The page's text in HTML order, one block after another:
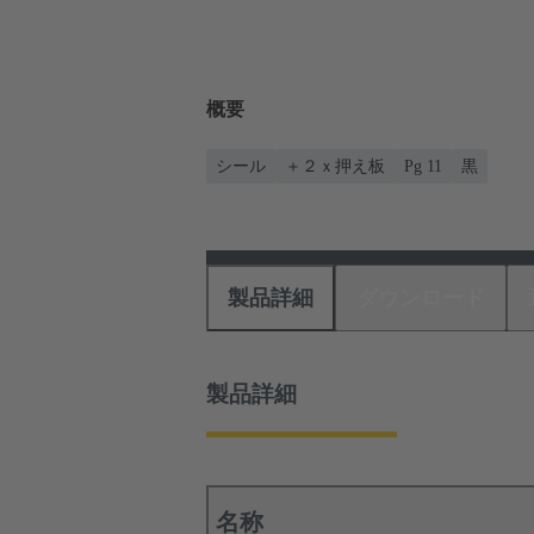
概要
シール ＋２ｘ押え板 Pg 11 黒
製品詳細
製品詳細
名称